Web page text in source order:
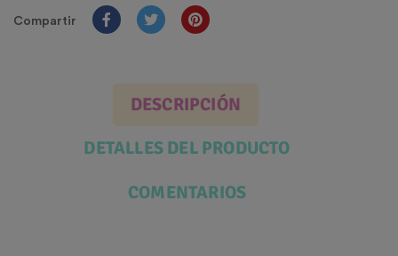
Compartir
DESCRIPCIÓN
DETALLES DEL PRODUCTO
COMENTARIOS